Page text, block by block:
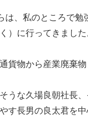
は、私のところで
）に行ってきました
貨物から産業廃棄
うな久場良朝社長
す長男の良太君を